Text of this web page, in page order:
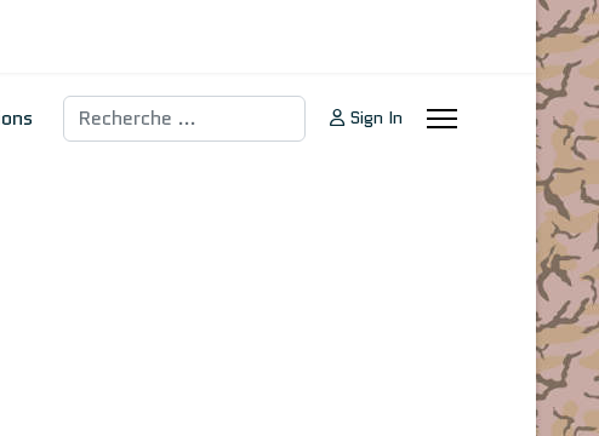
Rechercher Sign In